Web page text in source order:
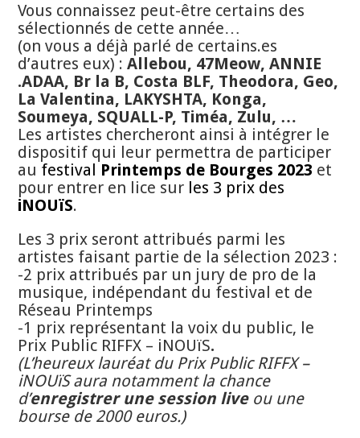
Vous connaissez peut-être certains des
sélectionnés de cette année…
(on vous a déjà parlé de certains.es
d’autres eux) :Allebou, 47Meow, ANNIE
.ADAA, Br la B, Costa BLF, Theodora, Geo,
La Valentina, LAKYSHTA, Konga,
Soumeya, SQUALL-P, Timéa, Zulu, …
Les artistes chercheront ainsi à intégrer le
dispositif qui leur permettra de participer
au festival Printemps de Bourges 2023 et
pour entrer en lice sur les 3 prix des
iNOUïS.
Les 3 prix seront attribués parmi les
artistes faisant partie de la sélection 2023 :
-2 prix attribués par un jury de pro de la
musique, indépendant du festival et de
Réseau Printemps
-1 prix représentant la voix du public, le
Prix Public RIFFX – iNOUïS.
(L’heureux lauréat du Prix Public RIFFX –
iNOUïS aura notamment la chance
d’enregistrer une session liveou une
bourse de 2000 euros.)